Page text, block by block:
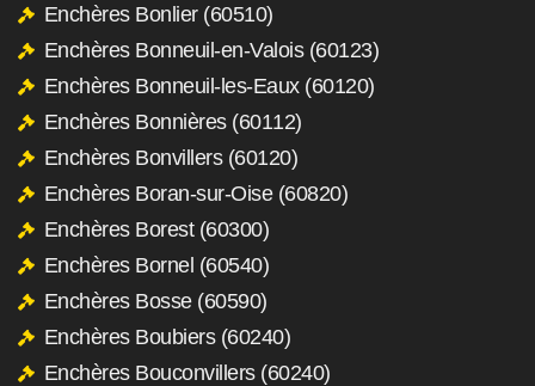
Enchères Bonlier (60510)
Enchères Bonneuil-en-Valois (60123)
Enchères Bonneuil-les-Eaux (60120)
Enchères Bonnières (60112)
Enchères Bonvillers (60120)
Enchères Boran-sur-Oise (60820)
Enchères Borest (60300)
Enchères Bornel (60540)
Enchères Bosse (60590)
Enchères Boubiers (60240)
Enchères Bouconvillers (60240)